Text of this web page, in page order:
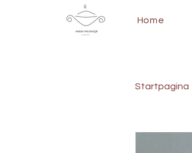
Home
Startpagina